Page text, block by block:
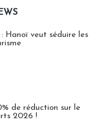
Hanoï veut séduire les
de réduction sur le
2026 !